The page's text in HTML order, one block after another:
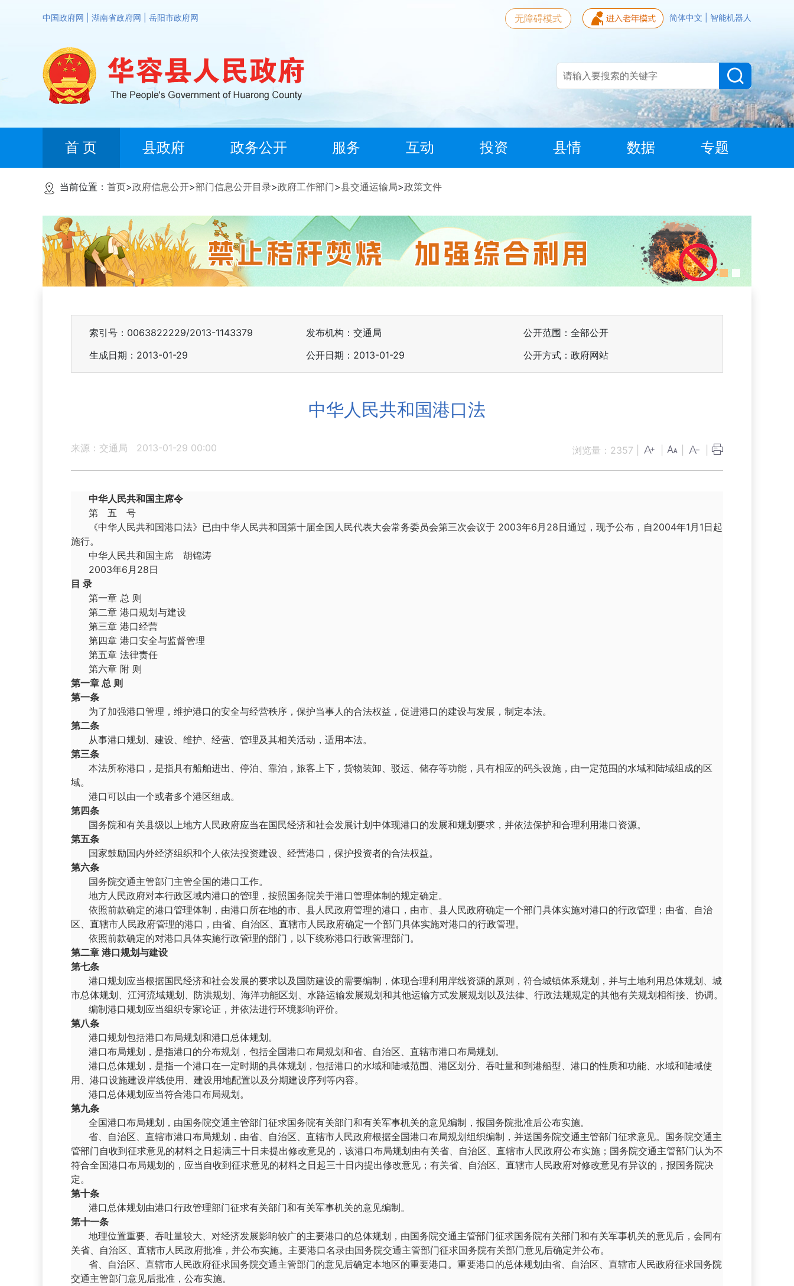
中国政府网 湖南省政府网 岳阳市政府网 简体中文 智能机器人
无障碍模式
首 页 县政府 政务公开 服务 互动 投资 县情 数据 专题
当前位置： 首页>政府信息公开>部门信息公开目录>政府工作部门>县交通运输局>政策文件
索引号：0063822229/2013-1143379 发布机构：交通局
公开范围：全部公开
生成日期：2013-01-29
公开日期：2013-01-29 公开方式：政府网站
中华人民共和国港口法
来源：交通局 2013-01-29 00:00 浏览量： 2357
中华人民共和国主席令
第 五 号
《中华人民共和国港口法》已由中华人民共和国第十届全国人民代表大会常务委员会第三次会议于 2003年6月28日通过，现予公布，自2004年1月1日起
施行。
中华人民共和国主席 胡锦涛
2003年6月28日
目 录
第一章 总 则
第二章 港口规划与建设
第三章 港口经营
第四章 港口安全与监督管理
第五章 法律责任
第六章 附 则
第一章 总 则
第一条
为了加强港口管理，维护港口的安全与经营秩序，保护当事人的合法权益，促进港口的建设与发展，制定本法。
第二条
从事港口规划、建设、维护、经营、管理及其相关活动，适用本法。
第三条
本法所称港口，是指具有船舶进出、停泊、靠泊，旅客上下，货物装卸、驳运、储存等功能，具有相应的码头设施，由一定范围的水域和陆域组成的区
域。
港口可以由一个或者多个港区组成。
第四条
国务院和有关县级以上地方人民政府应当在国民经济和社会发展计划中体现港口的发展和规划要求，并依法保护和合理利用港口资源。
第五条
国家鼓励国内外经济组织和个人依法投资建设、经营港口，保护投资者的合法权益。
第六条
国务院交通主管部门主管全国的港口工作。
地方人民政府对本行政区域内港口的管理，按照国务院关于港口管理体制的规定确定。
依照前款确定的港口管理体制，由港口所在地的市、县人民政府管理的港口，由市、县人民政府确定一个部门具体实施对港口的行政管理；由省、自治
区、直辖市人民政府管理的港口，由省、自治区、直辖市人民政府确定一个部门具体实施对港口的行政管理。
依照前款确定的对港口具体实施行政管理的部门，以下统称港口行政管理部门。
第二章 港口规划与建设
第七条
港口规划应当根据国民经济和社会发展的要求以及国防建设的需要编制，体现合理利用岸线资源的原则，符合城镇体系规划，并与土地利用总体规划、城
市总体规划、江河流域规划、防洪规划、海洋功能区划、水路运输发展规划和其他运输方式发展规划以及法律、行政法规规定的其他有关规划相衔接、协调。
编制港口规划应当组织专家论证，并依法进行环境影响评价。
第八条
港口规划包括港口布局规划和港口总体规划。
港口布局规划，是指港口的分布规划，包括全国港口布局规划和省、自治区、直辖市港口布局规划。
港口总体规划，是指一个港口在一定时期的具体规划，包括港口的水域和陆域范围、港区划分、吞吐量和到港船型、港口的性质和功能、水域和陆域使
用、港口设施建设岸线使用、建设用地配置以及分期建设序列等内容。
港口总体规划应当符合港口布局规划。
第九条
全国港口布局规划，由国务院交通主管部门征求国务院有关部门和有关军事机关的意见编制，报国务院批准后公布实施。
省、自治区、直辖市港口布局规划，由省、自治区、直辖市人民政府根据全国港口布局规划组织编制，并送国务院交通主管部门征求意见。国务院交通主
管部门自收到征求意见的材料之日起满三十日未提出修改意见的，该港口布局规划由有关省、自治区、直辖市人民政府公布实施；国务院交通主管部门认为不
符合全国港口布局规划的，应当自收到征求意见的材料之日起三十日内提出修改意见；有关省、自治区、直辖市人民政府对修改意见有异议的，报国务院决
定。
第十条
港口总体规划由港口行政管理部门征求有关部门和有关军事机关的意见编制。
第十一条
地理位置重要、吞吐量较大、对经济发展影响较广的主要港口的总体规划，由国务院交通主管部门征求国务院有关部门和有关军事机关的意见后，会同有
关省、自治区、直辖市人民政府批准，并公布实施。主要港口名录由国务院交通主管部门征求国务院有关部门意见后确定并公布。
省、自治区、直辖市人民政府征求国务院交通主管部门的意见后确定本地区的重要港口。重要港口的总体规划由省、自治区、直辖市人民政府征求国务院
交通主管部门意见后批准，公布实施。